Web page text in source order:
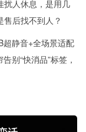
扰人休息，是用几
后找不到人？
超静音+全场景适配
别“快消品”标签，